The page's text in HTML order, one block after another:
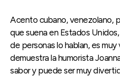
Acento cubano, venezolano,
que suena en Estados
de personas lo hablan, es
demuestra la humorista
sabor y puede ser muy